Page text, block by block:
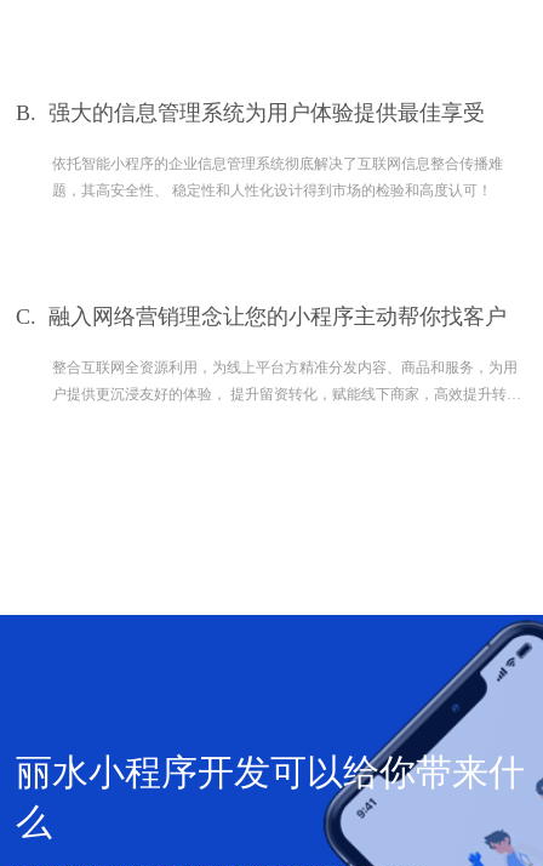
B. 强大的信息管理系统为用户体验提供最佳享受
依托智能小程序的企业信息管理系统彻底解决了互联网信息整合传播难
题，其高安全性、 稳定性和人性化设计得到市场的检验和高度认可！
C. 融入网络营销理念让您的小程序主动帮你找客户
整合互联网全资源利用，为线上平台方精准分发内容、商品和服务，为用
户提供更沉浸友好的体验， 提升留资转化，赋能线下商家，高效提升转
丽水小程序开发可以给你带来什
么